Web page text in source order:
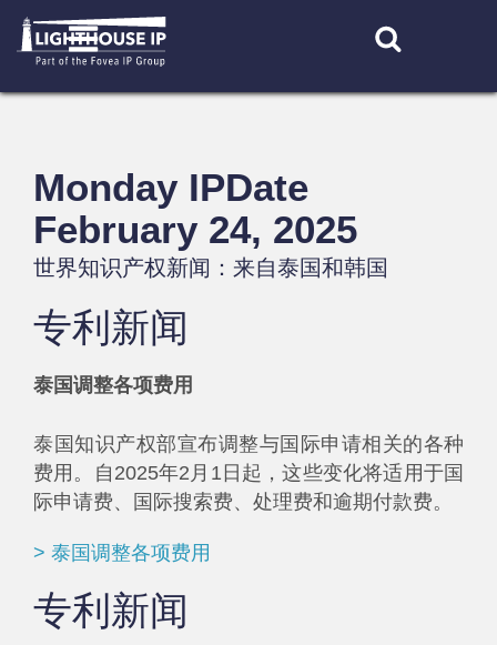
content
Monday IPDate
February 24, 2025
世界知识产权新闻：来自泰国和韩国
专利新闻
泰国调整各项费用
泰国知识产权部宣布调整与国际申请相关的各种
费用。自2025年2月1日起，这些变化将适用于国
际申请费、国际搜索费、处理费和逾期付款费。
> 泰国调整各项费用
专利新闻